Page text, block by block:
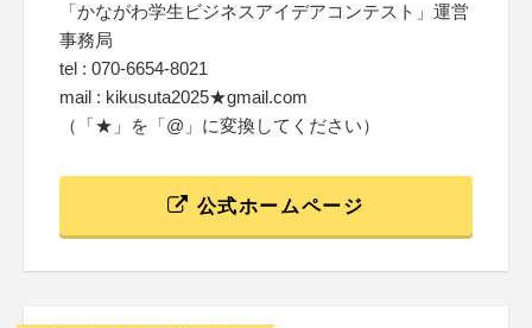
「かながわ学生ビジネスアイデアコンテスト」運営
事務局
tel : 070-6654-8021
mail : kikusuta2025★gmail.com
（「★」を「@」に変換してください）
公式ホームページ